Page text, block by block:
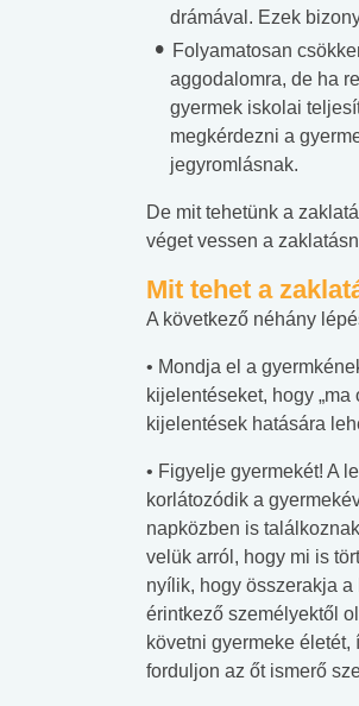
drámával. Ezek
Folyamatosan
aggodalomra, de ha
gyermek iskolai
megkérdezni a
jegyromlásnak.
De mit tehetünk a
véget vessen a
Mit tehet a
A következő néhány
• Mondja el a
kijelentéseket, hogy
kijelentések hatására
• Figyelje gyermekét! A
korlátozódik a
napközben is
velük arról, hogy mi is
nyílik, hogy összerakja
érintkező személyektől
követni gyermeke
forduljon az őt ismerő
#Zöldövezet
Mekkora az ökológiai
lábnyomod?